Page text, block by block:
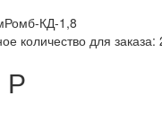
КД-1,8
количество для заказа:
Р